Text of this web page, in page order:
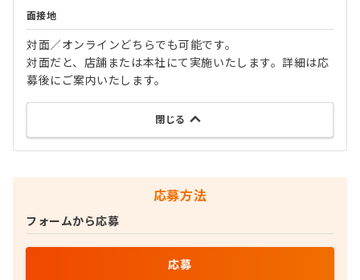
面接地
対面／オンラインどちらでも可能です。
対面だと、店舗または本社にて実施いたします。詳細は応
募後にご案内いたします。
閉じる
応募方法
フォームから応募
応募